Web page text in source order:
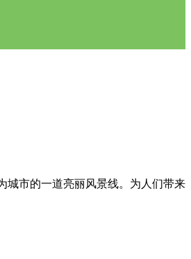
城市的一道亮丽风景线。为人们带来